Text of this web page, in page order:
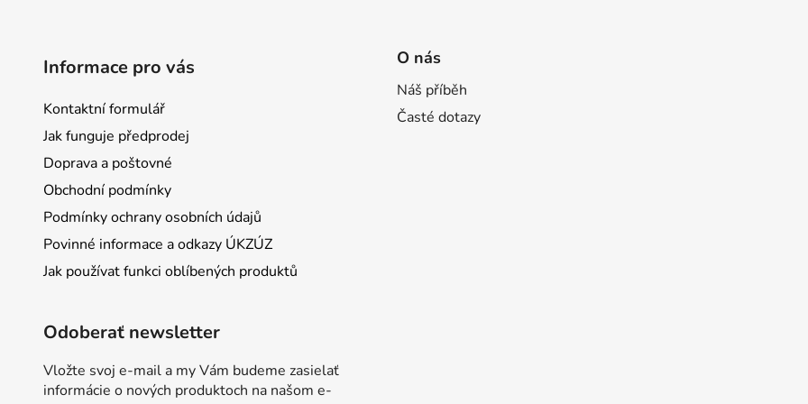
Informace pro vás
Kontaktní formulář
Jak funguje předprodej
Doprava a poštovné
Obchodní podmínky
Podmínky ochrany osobních údajů
Povinné informace a odkazy ÚKZÚZ
Jak používat funkci oblíbených produktů
O nás
Náš příběh
Časté dotazy
Odoberať newsletter
Vložte svoj e-mail a my Vám budeme zasielať
informácie o nových produktoch na našom e-